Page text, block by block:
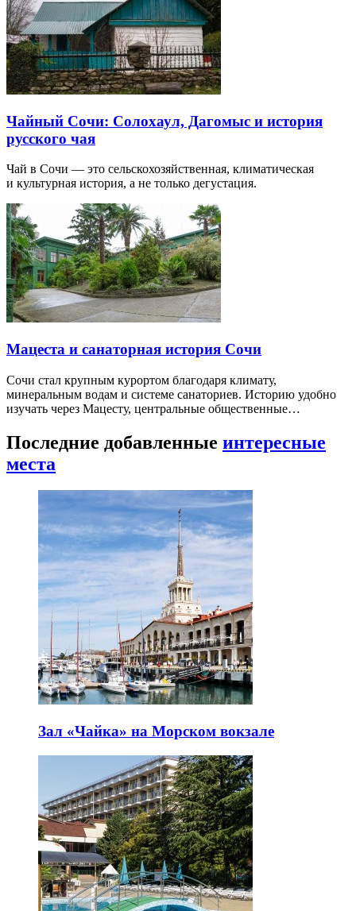
Чайный Сочи: Солохаул, Дагомыс и история
русского чая
Чай в Сочи — это сельскохозяйственная, климатическая
и культурная история, а не только дегустация.
Мацеста и санаторная история Сочи
Сочи стал крупным курортом благодаря климату,
минеральным водам и системе санаториев. Историю удобно
изучать через Мацесту, центральные общественные…
Последние добавленные интересные
места
Зал «Чайка» на Морском вокзале